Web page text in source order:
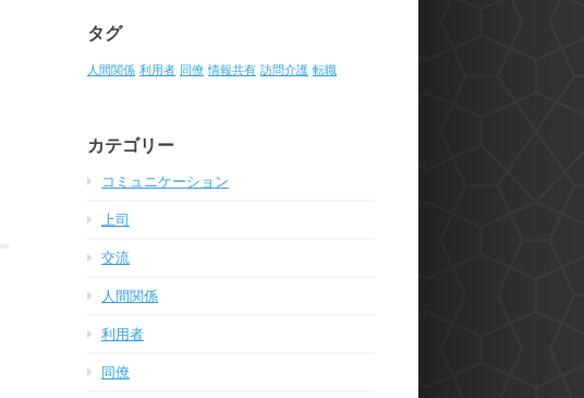
タグ
人間関係 利用者 同僚 情報共有 訪問介護 転職
カテゴリー
コミュニケーション
上司
交流
人間関係
利用者
同僚